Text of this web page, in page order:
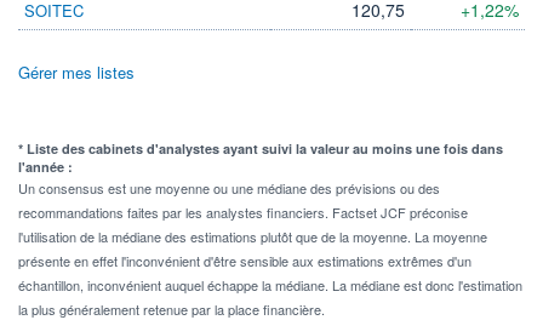
SOITEC 120,75 +1,22%
Gérer mes listes
* Liste des cabinets d'analystes ayant suivi la valeur au moins une fois dans
l'année :
Un consensus est une moyenne ou une médiane des prévisions ou des
recommandations faites par les analystes financiers. Factset JCF préconise
l'utilisation de la médiane des estimations plutôt que de la moyenne. La moyenne
présente en effet l'inconvénient d'être sensible aux estimations extrêmes d'un
échantillon, inconvénient auquel échappe la médiane. La médiane est donc l'estimation
la plus généralement retenue par la place financière.